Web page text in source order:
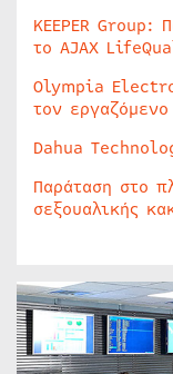
KEEPER
το AJAX
Olympia
τον
Dahua
Παράταση στο
σεξουαλικής